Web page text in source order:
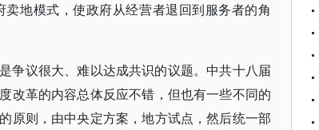
地模式，使政府从经营者退回到服务者的角
争议很大、难以达成共识的议题。中共十八届
改革的内容总体反应不错，但也有一些不同的
原则，由中央定方案，地方试点，然后统一部